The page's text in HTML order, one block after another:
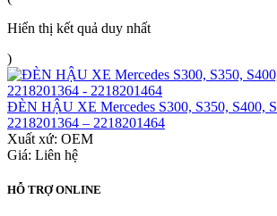
Hiển thị kết quả duy nhất
)
ĐÈN HẬU XE Mercedes S300, S350, S400,
2218201364 – 2218201464
Xuất xứ: OEM
Giá: Liên hệ
HỖ TRỢ ONLINE